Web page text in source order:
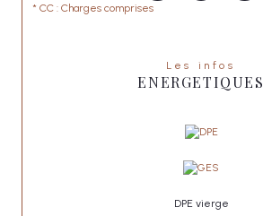
* CC : Charges comprises
Les infos
ENERGETIQUES
DPE vierge